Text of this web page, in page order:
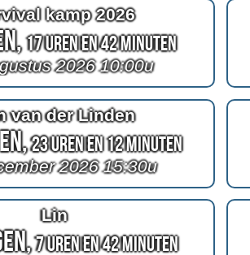
kamp 2026
17 Uren en 42 Minuten
2026 10:00u
van der Linden
23 Uren en 12 Minuten
2026 15:30u
Lin
7 Uren en 42 Minuten